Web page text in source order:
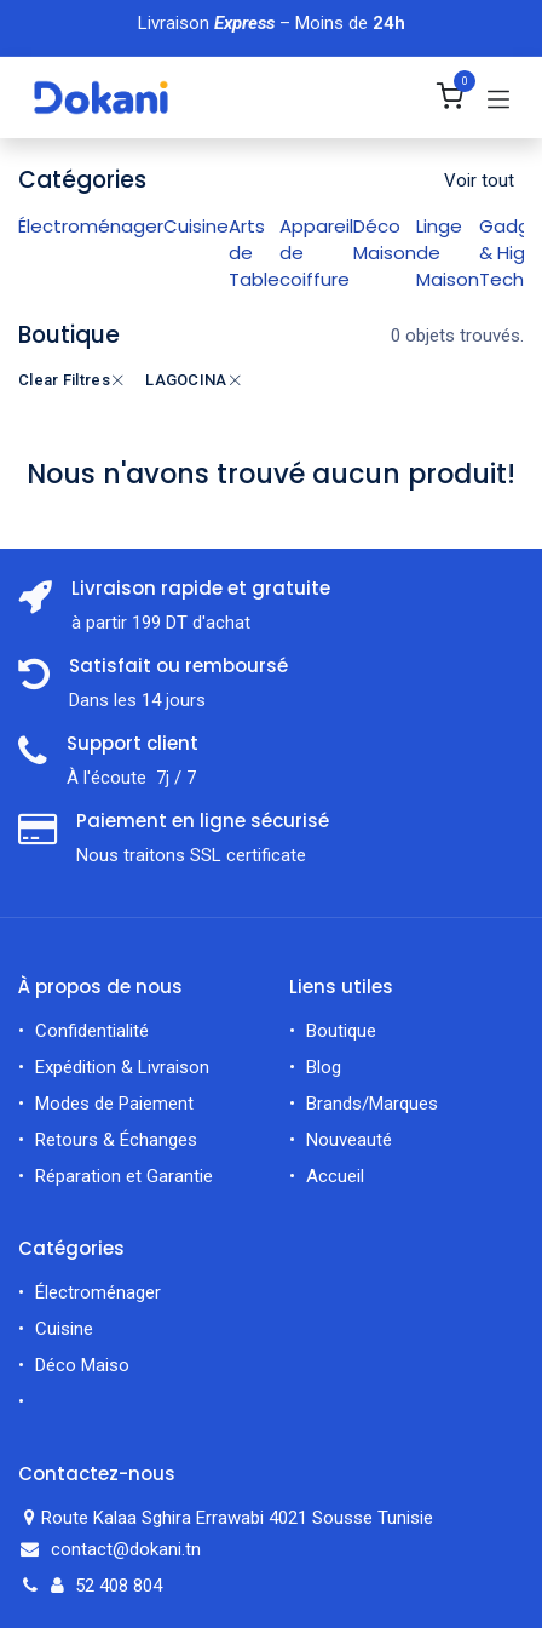
Se rendre au contenu
Livraison Express– Moins de 24h
0
Catégories Voir tout
ÉlectroménagerCuisineArts
de
Table
Appareil
de
coiffure
Déco
Maison
Linge
de
Maison
& High
Tech
Boutique 0 objets trouvés.
Clear Filtres LAGOCINA
Nous n'avons trouvé aucun produit!
Livraison rapide et gratuite
à partir 199 DT d'achat
Satisfait ou remboursé
Dans les 14 jours
Support client
À l'écoute 7j / 7
Paiement en ligne sécurisé
Nous traitons SSL сertificate
À propos de nous
Confidentialité
Expédition & Livraison
Modes de Paiement
Retours & Échanges
Réparation et Garantie
Liens utiles
Boutique
Blog
Brands/Marques
Nouveauté
Accueil
Catégories
Électroménager
Cuisine
Déco Maiso
Contactez-nous
Route Kalaa Sghira Errawabi 4021 Sousse Tunisie
contact@dokani.tn
52 408 804